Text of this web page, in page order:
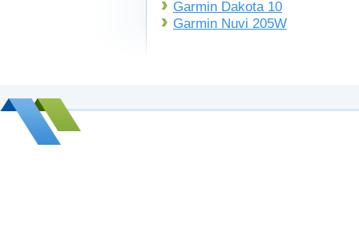
Garmin Dakota 10
Garmin Nuvi 205W